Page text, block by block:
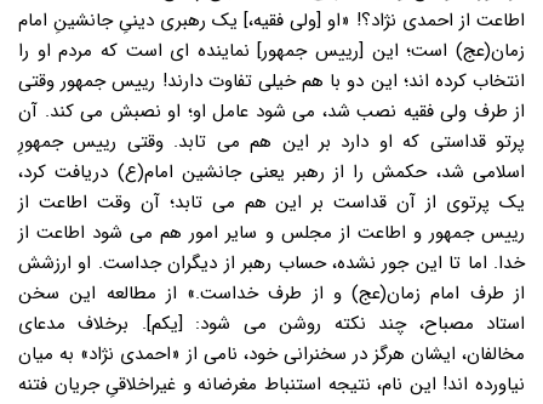
اطاعت از احمدی نژاد؟! «او [ولی فقیه،] یک رهبری دینیِ جانشینِ امام
زمان(عج) است؛ این [رییس جمهور] نماینده ای است که مردم او را
انتخاب کرده اند؛ این دو با هم خیلی تفاوت دارند! رییس جمهور وقتی
از طرف ولی فقیه نصب شد، می شود عامل او؛ او نصبش می کند. آن
پرتو قداستی که او دارد بر این هم می تابد. وقتی رییس جمهورِ
اسلامی شد، حکمش را از رهبر یعنی جانشین امام(ع) دریافت کرد،
یک پرتوی از آن قداست بر این هم می تابد؛ آن وقت اطاعت از
رییس جمهور و اطاعت از مجلس و سایر امور هم می شود اطاعت از
خدا. اما تا این جور نشده، حساب رهبر از دیگران جداست. او ارزشش
از طرف امام زمان(عج) و از طرف خداست.» از مطالعه این سخن
استاد مصباح، چند نکته روشن می شود: [یکم]. برخلاف مدعای
مخالفان، ایشان هرگز در سخنرانی خود، نامی از «احمدی نژاد» به میان
نیاورده اند! این نام، نتیجه استنباط مغرضانه و غیراخلاقیِ جریان فتنه